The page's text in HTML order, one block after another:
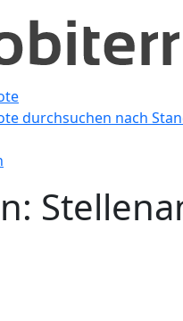
durchsuchen nach